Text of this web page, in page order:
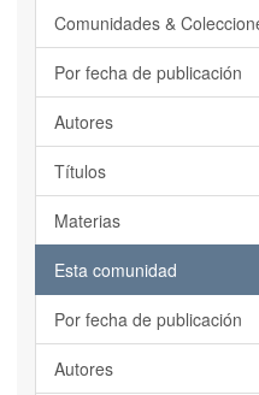
Comunidades &
Por fecha de publicación
Autores
Títulos
Materias
Esta comunidad
Por fecha de publicación
Autores